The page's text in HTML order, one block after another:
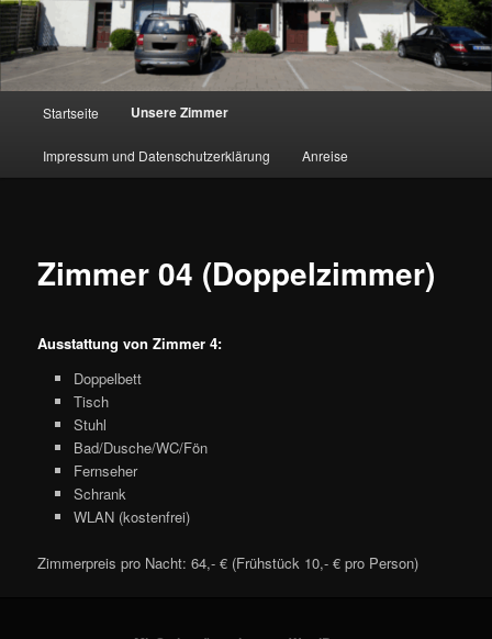
Startseite Unsere Zimmer
Impressum und Datenschutzerklärung Anreise
Zimmer 04 (Doppelzimmer)
Ausstattung von Zimmer 4:
Doppelbett
Tisch
Stuhl
Bad/Dusche/WC/Fön
Fernseher
Schrank
WLAN (kostenfrei)
Zimmerpreis pro Nacht: 64,- € (Frühstück 10,- € pro Person)